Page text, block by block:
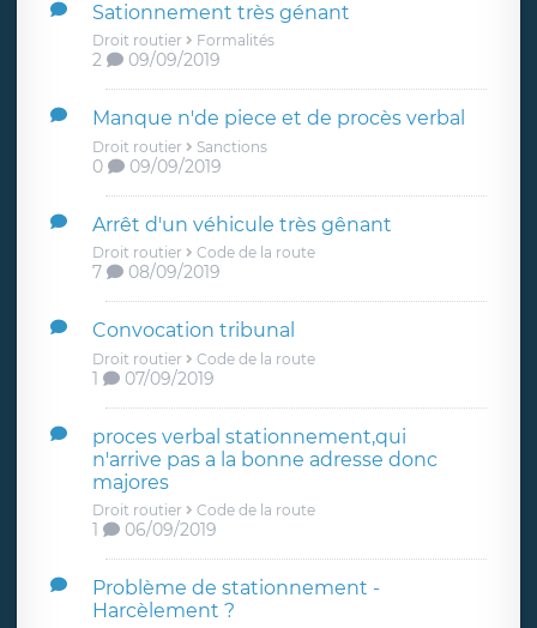
Sationnement très génant
Droit routier Formalités
2 09/09/2019
Manque n'de piece et de procès verbal
Droit routier Sanctions
0 09/09/2019
Arrêt d'un véhicule très gênant
Droit routier Code de la route
7 08/09/2019
Convocation tribunal
Droit routier Code de la route
1 07/09/2019
proces verbal stationnement,qui
n'arrive pas a la bonne adresse donc
majores
Droit routier Code de la route
1 06/09/2019
Problème de stationnement -
Harcèlement ?